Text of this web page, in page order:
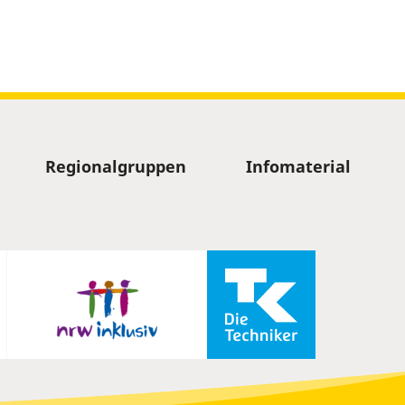
Regionalgruppen Infomaterial